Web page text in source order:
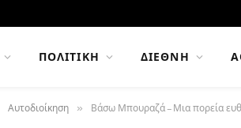
ΠΟΛΙΤΙΚΉ ΔΙΕΘΝΉ
Αυτοδιοίκηση » Βάσω Μπουραζά – Μια πορεία